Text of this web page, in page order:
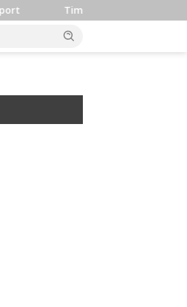
Indonesia Langsung Alihkan